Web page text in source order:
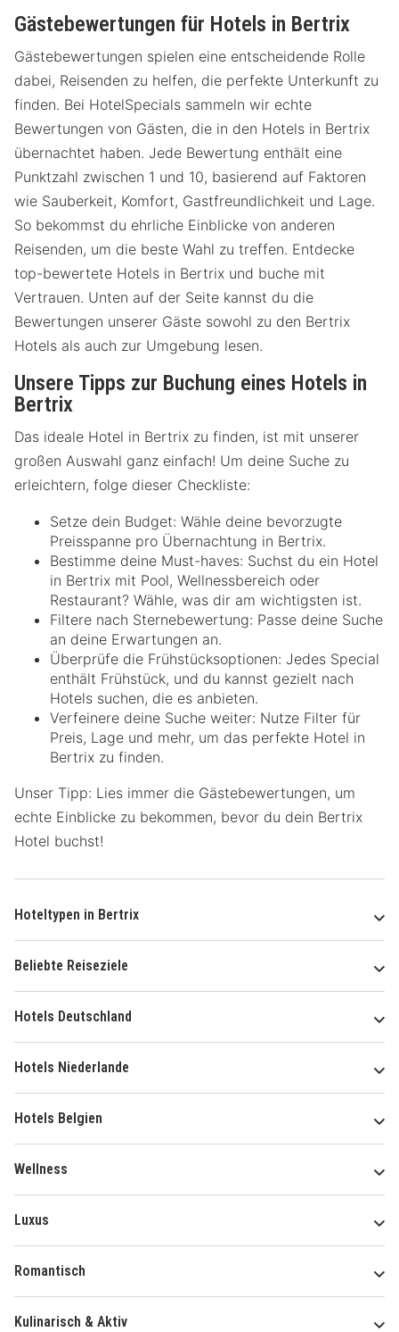
Gästebewertungen für Hotels in Bertrix
Gästebewertungen spielen eine entscheidende Rolle
dabei, Reisenden zu helfen, die perfekte Unterkunft zu
finden. Bei HotelSpecials sammeln wir echte
Bewertungen von Gästen, die in den Hotels in Bertrix
übernachtet haben. Jede Bewertung enthält eine
Punktzahl zwischen 1 und 10, basierend auf Faktoren
wie Sauberkeit, Komfort, Gastfreundlichkeit und Lage.
So bekommst du ehrliche Einblicke von anderen
Reisenden, um die beste Wahl zu treffen. Entdecke
top-bewertete Hotels in Bertrix und buche mit
Vertrauen. Unten auf der Seite kannst du die
Bewertungen unserer Gäste sowohl zu den Bertrix
Hotels als auch zur Umgebung lesen.
Unsere Tipps zur Buchung eines Hotels in
Bertrix
Das ideale Hotel in Bertrix zu finden, ist mit unserer
großen Auswahl ganz einfach! Um deine Suche zu
erleichtern, folge dieser Checkliste:
Setze dein Budget: Wähle deine bevorzugte
Preisspanne pro Übernachtung in Bertrix.
Bestimme deine Must-haves: Suchst du ein Hotel
in Bertrix mit Pool, Wellnessbereich oder
Restaurant? Wähle, was dir am wichtigsten ist.
Filtere nach Sternebewertung: Passe deine Suche
an deine Erwartungen an.
Überprüfe die Frühstücksoptionen: Jedes Special
enthält Frühstück, und du kannst gezielt nach
Hotels suchen, die es anbieten.
Verfeinere deine Suche weiter: Nutze Filter für
Preis, Lage und mehr, um das perfekte Hotel in
Bertrix zu finden.
Unser Tipp: Lies immer die Gästebewertungen, um
echte Einblicke zu bekommen, bevor du dein Bertrix
Hotel buchst!
Hoteltypen in Bertrix
Beliebte Reiseziele
Hotels Deutschland
Hotels Niederlande
Hotels Belgien
Wellness
Luxus
Romantisch
Kulinarisch & Aktiv